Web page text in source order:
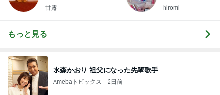
甘露 hiromi
もっと見る
水森かおり 祖父になった先輩歌手
Amebaトピックス 2日前